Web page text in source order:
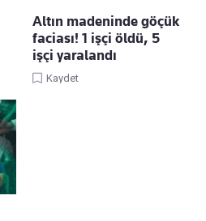
Altın madeninde göçük
faciası! 1 işçi öldü, 5
işçi yaralandı
Kaydet